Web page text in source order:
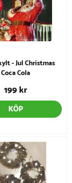
- Jul Christmas
Coca Cola
199 kr
KÖP